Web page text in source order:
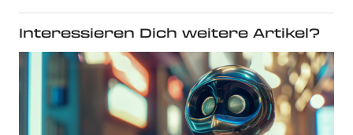
Interessieren Dich weitere Artikel?